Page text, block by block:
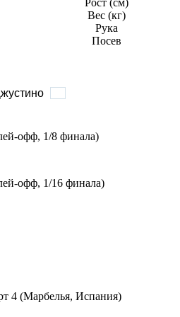
Рост (см)
Вес (кг)
Рука
Посев
офф, 1/8 финала)
офф, 1/16 финала)
4 (Марбелья, Испания)